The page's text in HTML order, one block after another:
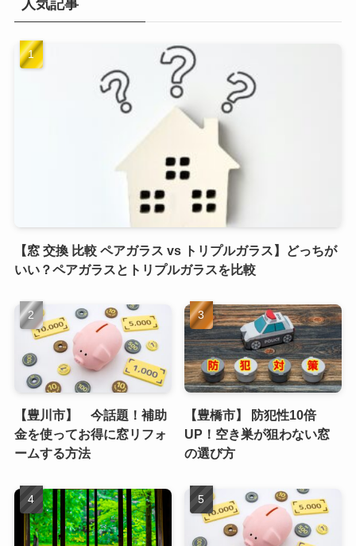
人気記事
【窓 交換 比較 ペアガラス vs トリプルガラス】どっちが
いい？ペアガラスとトリプルガラスを比較
【豊川市】 今話題！補助
金を使ってお得に窓リフォ
ームする方法
【豊橋市】 防犯性10倍
UP！空き巣が狙わない窓
の選び方